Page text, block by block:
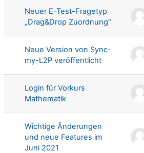
Neuer E-Test-Fragetyp
„Drag&Drop Zuordnung“
Neue Version von Sync-
my-L2P veröffentlicht
Login für Vorkurs
Mathematik
Wichtige Änderungen
und neue Features im
Juni 2021